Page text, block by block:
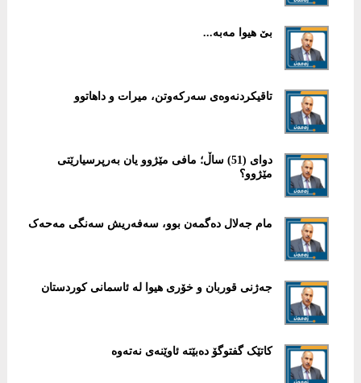
بێ هیوا مەبە...
تاقیکردنەوەی سەرکەوتن، میرات و داهاتوو
دوای (51) ساڵ؛ مافی مێژوو یان بەرپرسیارێتی
مێژوو؟
مام جەلال دەگمەن بوو، سەفەریش سەنگی مەحەک
جەژنی قوربان و خۆری هیوا لە ئاسمانی کوردستان
کاتێک گفتوگۆ دەبێتە ئاوێنەی نەتەوە